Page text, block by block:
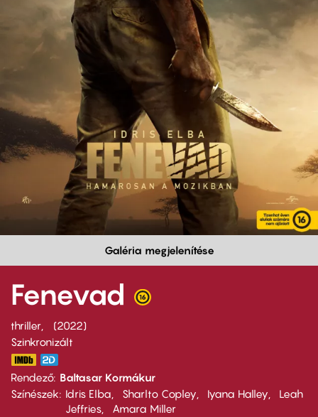
Galéria megjelenítése
Fenevad
thriller
2022
Szinkronizált
Rendező Baltasar Kormákur
Színészek
Idris Elba Sharlto Copley Iyana Halley
Leah
Jeffries
Amara Miller